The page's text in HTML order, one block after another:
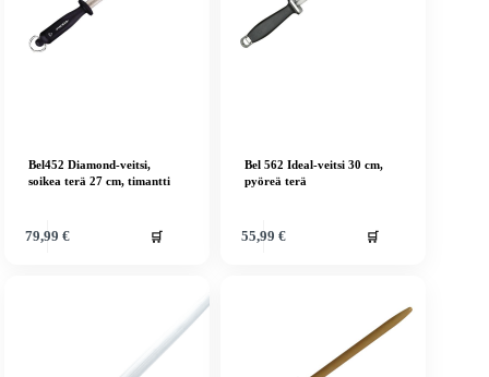
Bel452 Diamond-veitsi,
soikea terä 27 cm, timantti
79,99 € 🛒
Bel 562 Ideal-veitsi 30 cm,
pyöreä terä
55,99 € 🛒